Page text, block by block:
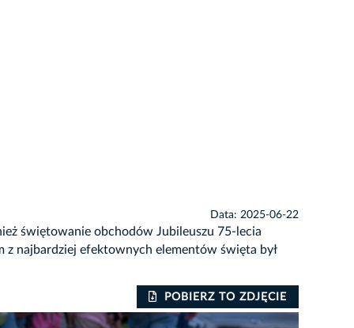
Data: 2025-06-22
świętowanie obchodów Jubileuszu 75-lecia
z najbardziej efektownych elementów święta był
POBIERZ TO ZDJĘCIE